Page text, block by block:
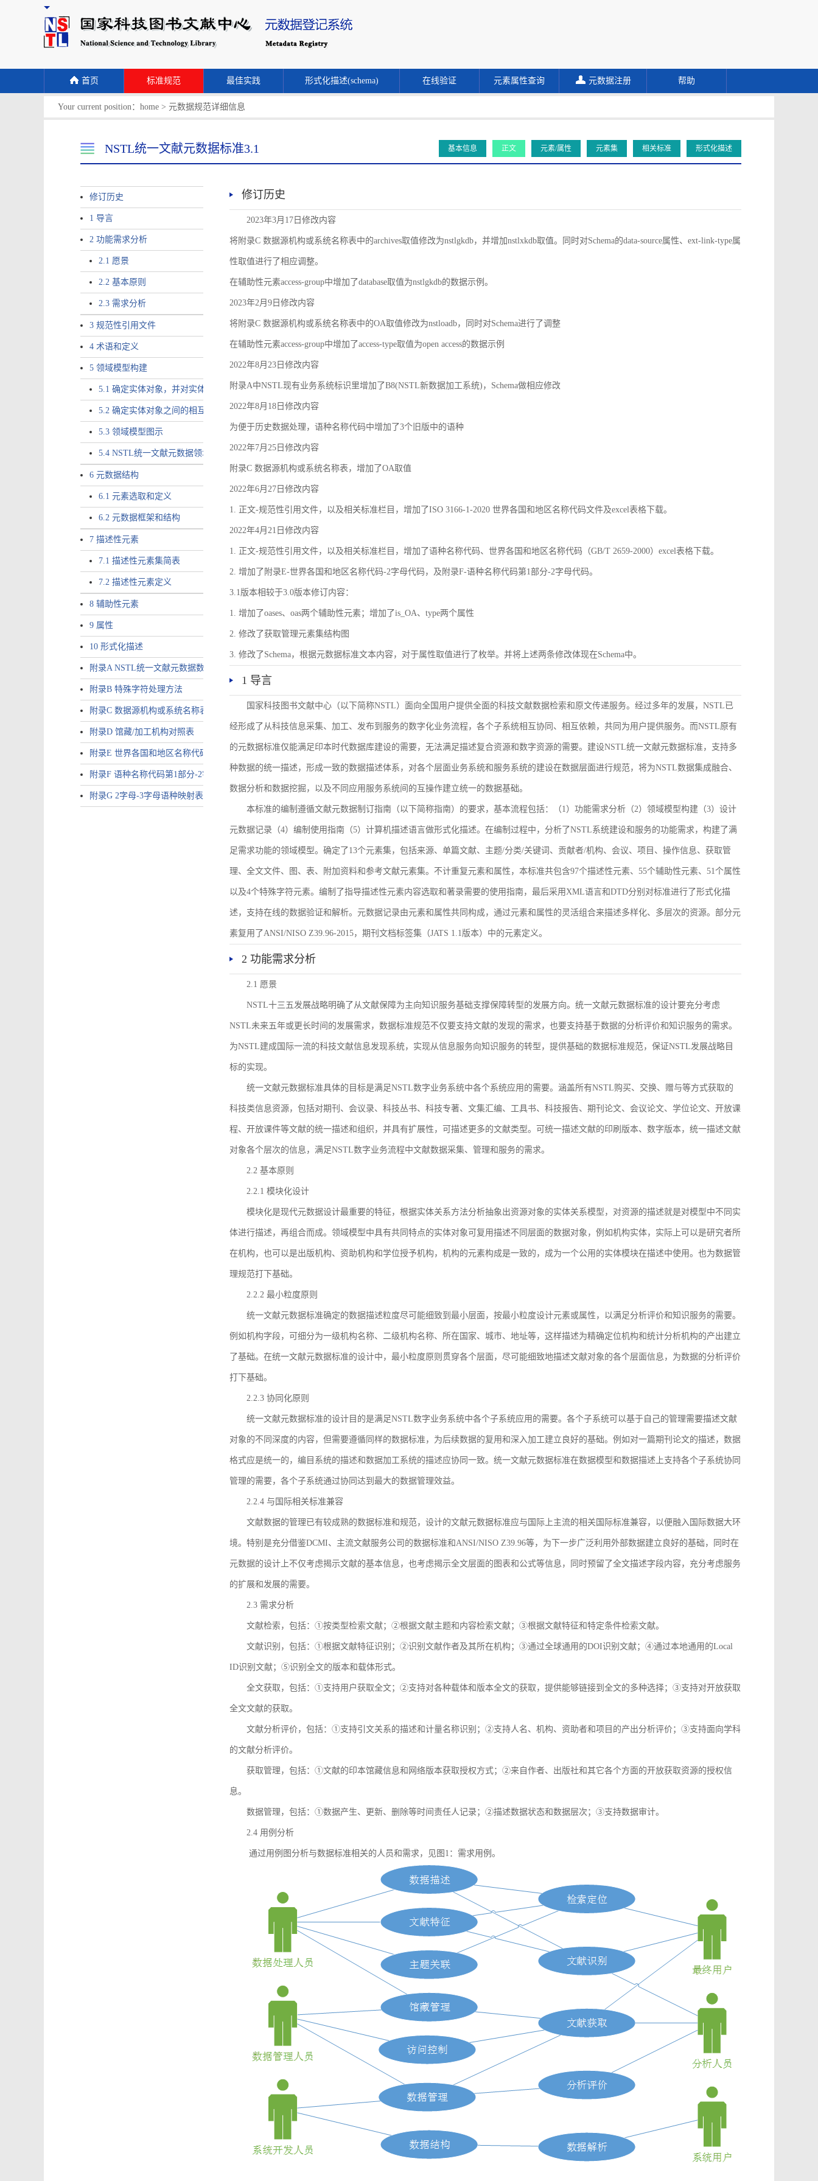
首页 标准规范 最佳实践 形式化描述(schema) 在线验证 元素属性查询 元数据注册 帮助
Your current position： home > 元数据规范详细信息
NSTL统一文献元数据标准3.1 基本信息 正文 元素/属性 元素集 相关标准 形式化描述
修订历史
1 导言
2 功能需求分析
2.1 愿景
2.2 基本原则
2.3 需求分析
3 规范性引用文件
4 术语和定义
5 领域模型构建
5.1 确定实体对象，并对实体对象命名
5.2 确定实体对象之间的相互关系，定义实体对象之间的关联和约束
5.3 领域模型图示
5.4 NSTL统一文献元数据领域模型的验证
6 元数据结构
6.1 元素选取和定义
6.2 元数据框架和结构
7 描述性元素
7.1 描述性元素集简表
7.2 描述性元素定义
8 辅助性元素
9 属性
10 形式化描述
附录A NSTL统一文献元数据数据唯一标识符规则
附录B 特殊字符处理方法
附录C 数据源机构或系统名称表
附录D 馆藏/加工机构对照表
附录E 世界各国和地区名称代码-2字母代码（GB/T 2659-2000等同ISO 3166-1）
附录F 语种名称代码第1部分-2字母代码（GB/T 4880.1-2005等同ISO 639-1）
附录G 2字母-3字母语种映射表
修订历史
2023年3月17日修改内容
将附录C 数据源机构或系统名称表中的archives取值修改为nstlgkdb，并增加nstlxkdb取值。同时对Schema的data-source属性、ext-link-type属
性取值进行了相应调整。
在辅助性元素access-group中增加了database取值为nstlgkdb的数据示例。
2023年2月9日修改内容
将附录C 数据源机构或系统名称表中的OA取值修改为nstloadb，同时对Schema进行了调整
在辅助性元素access-group中增加了access-type取值为open access的数据示例
2022年8月23日修改内容
附录A中NSTL现有业务系统标识里增加了B8(NSTL新数据加工系统)，Schema做相应修改
2022年8月18日修改内容
为便于历史数据处理，语种名称代码中增加了3个旧版中的语种
2022年7月25日修改内容
附录C 数据源机构或系统名称表，增加了OA取值
2022年6月27日修改内容
1. 正文-规范性引用文件，以及相关标准栏目，增加了ISO 3166-1-2020 世界各国和地区名称代码文件及excel表格下载。
2022年4月21日修改内容
1. 正文-规范性引用文件，以及相关标准栏目，增加了语种名称代码、世界各国和地区名称代码（GB/T 2659-2000）excel表格下载。
2. 增加了附录E-世界各国和地区名称代码-2字母代码，及附录F-语种名称代码第1部分-2字母代码。
3.1版本相较于3.0版本修订内容：
1. 增加了oases、oas两个辅助性元素；增加了is_OA、type两个属性
2. 修改了获取管理元素集结构图
3. 修改了Schema，根据元数据标准文本内容，对于属性取值进行了枚举。并将上述两条修改体现在Schema中。
1 导言
国家科技图书文献中心（以下简称NSTL）面向全国用户提供全面的科技文献数据检索和原文传递服务。经过多年的发展，NSTL已
经形成了从科技信息采集、加工、发布到服务的数字化业务流程，各个子系统相互协同、相互依赖，共同为用户提供服务。而NSTL原有
的元数据标准仅能满足印本时代数据库建设的需要，无法满足描述复合资源和数字资源的需要。建设NSTL统一文献元数据标准，支持多
种数据的统一描述，形成一致的数据描述体系，对各个层面业务系统和服务系统的建设在数据层面进行规范，将为NSTL数据集成融合、
数据分析和数据挖掘，以及不同应用服务系统间的互操作建立统一的数据基础。
本标准的编制遵循文献元数据制订指南（以下简称指南）的要求，基本流程包括：（1）功能需求分析（2）领域模型构建（3）设计
元数据记录（4）编制使用指南（5）计算机描述语言做形式化描述。在编制过程中，分析了NSTL系统建设和服务的功能需求，构建了满
足需求功能的领域模型。确定了13个元素集，包括来源、单篇文献、主题/分类/关键词、贡献者/机构、会议、项目、操作信息、获取管
理、全文文件、图、表、附加资料和参考文献元素集。不计重复元素和属性，本标准共包含97个描述性元素、55个辅助性元素、51个属性
以及4个特殊字符元素。编制了指导描述性元素内容选取和著录需要的使用指南，最后采用XML语言和DTD分别对标准进行了形式化描
述，支持在线的数据验证和解析。元数据记录由元素和属性共同构成，通过元素和属性的灵活组合来描述多样化、多层次的资源。部分元
素复用了ANSI/NISO Z39.96-2015，期刊文档标签集（JATS 1.1版本）中的元素定义。
2 功能需求分析
2.1 愿景
NSTL十三五发展战略明确了从文献保障为主向知识服务基础支撑保障转型的发展方向。统一文献元数据标准的设计要充分考虑
NSTL未来五年或更长时间的发展需求，数据标准规范不仅要支持文献的发现的需求，也要支持基于数据的分析评价和知识服务的需求。
为NSTL建成国际一流的科技文献信息发现系统，实现从信息服务向知识服务的转型，提供基础的数据标准规范，保证NSTL发展战略目
标的实现。
统一文献元数据标准具体的目标是满足NSTL数字业务系统中各个系统应用的需要。涵盖所有NSTL购买、交换、赠与等方式获取的
科技类信息资源，包括对期刊、会议录、科技丛书、科技专著、文集汇编、工具书、科技报告、期刊论文、会议论文、学位论文、开放课
程、开放课件等文献的统一描述和组织，并具有扩展性，可描述更多的文献类型。可统一描述文献的印刷版本、数字版本，统一描述文献
对象各个层次的信息，满足NSTL数字业务流程中文献数据采集、管理和服务的需求。
2.2 基本原则
2.2.1 模块化设计
模块化是现代元数据设计最重要的特征，根据实体关系方法分析抽象出资源对象的实体关系模型，对资源的描述就是对模型中不同实
体进行描述，再组合而成。领域模型中具有共同特点的实体对象可复用描述不同层面的数据对象，例如机构实体，实际上可以是研究者所
在机构，也可以是出版机构、资助机构和学位授予机构，机构的元素构成是一致的，成为一个公用的实体模块在描述中使用。也为数据管
理规范打下基础。
2.2.2 最小粒度原则
统一文献元数据标准确定的数据描述粒度尽可能细致到最小层面，按最小粒度设计元素或属性，以满足分析评价和知识服务的需要。
例如机构字段，可细分为一级机构名称、二级机构名称、所在国家、城市、地址等，这样描述为精确定位机构和统计分析机构的产出建立
了基础。在统一文献元数据标准的设计中，最小粒度原则贯穿各个层面，尽可能细致地描述文献对象的各个层面信息，为数据的分析评价
打下基础。
2.2.3 协同化原则
统一文献元数据标准的设计目的是满足NSTL数字业务系统中各个子系统应用的需要。各个子系统可以基于自己的管理需要描述文献
对象的不同深度的内容，但需要遵循同样的数据标准，为后续数据的复用和深入加工建立良好的基础。例如对一篇期刊论文的描述，数据
格式应是统一的，编目系统的描述和数据加工系统的描述应协同一致。统一文献元数据标准在数据模型和数据描述上支持各个子系统协同
管理的需要，各个子系统通过协同达到最大的数据管理效益。
2.2.4 与国际相关标准兼容
文献数据的管理已有较成熟的数据标准和规范，设计的文献元数据标准应与国际上主流的相关国际标准兼容，以便融入国际数据大环
境。特别是充分借鉴DCMI、主流文献服务公司的数据标准和ANSI/NISO Z39.96等，为下一步广泛利用外部数据建立良好的基础，同时在
元数据的设计上不仅考虑揭示文献的基本信息，也考虑揭示全文层面的图表和公式等信息，同时预留了全文描述字段内容，充分考虑服务
的扩展和发展的需要。
2.3 需求分析
文献检索，包括：①按类型检索文献；②根据文献主题和内容检索文献；③根据文献特征和特定条件检索文献。
文献识别，包括：①根据文献特征识别；②识别文献作者及其所在机构；③通过全球通用的DOI识别文献；④通过本地通用的Local
ID识别文献；⑤识别全文的版本和载体形式。
全文获取，包括：①支持用户获取全文；②支持对各种载体和版本全文的获取，提供能够链接到全文的多种选择；③支持对开放获取
全文文献的获取。
文献分析评价，包括：①支持引文关系的描述和计量名称识别；②支持人名、机构、资助者和项目的产出分析评价；③支持面向学科
的文献分析评价。
获取管理，包括：①文献的印本馆藏信息和网络版本获取授权方式；②来自作者、出版社和其它各个方面的开放获取资源的授权信
息。
数据管理，包括：①数据产生、更新、删除等时间责任人记录；②描述数据状态和数据层次；③支持数据审计。
2.4 用例分析
通过用例图分析与数据标准相关的人员和需求，见图1：需求用例。